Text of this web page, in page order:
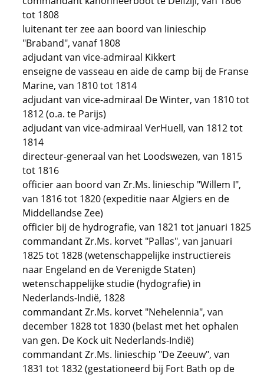
tot 1808
luitenant ter zee aan boord van linieschip
"Braband", vanaf 1808
adjudant van vice-admiraal Kikkert
enseigne de vasseau en aide de camp bij de Franse
Marine, van 1810 tot 1814
adjudant van vice-admiraal De Winter, van 1810 tot
1812 (o.a. te Parijs)
adjudant van vice-admiraal VerHuell, van 1812 tot
1814
directeur-generaal van het Loodswezen, van 1815
tot 1816
officier aan boord van Zr.Ms. linieschip "Willem I",
van 1816 tot 1820 (expeditie naar Algiers en de
Middellandse Zee)
officier bij de hydrografie, van 1821 tot januari 1825
commandant Zr.Ms. korvet "Pallas", van januari
1825 tot 1828 (wetenschappelijke instructiereis
naar Engeland en de Verenigde Staten)
wetenschappelijke studie (hydografie) in
Nederlands-Indië, 1828
commandant Zr.Ms. korvet "Nehelennia", van
december 1828 tot 1830 (belast met het ophalen
van gen. De Kock uit Nederlands-Indië)
commandant Zr.Ms. linieschip "De Zeeuw", van
1831 tot 1832 (gestationeerd bij Fort Bath op de